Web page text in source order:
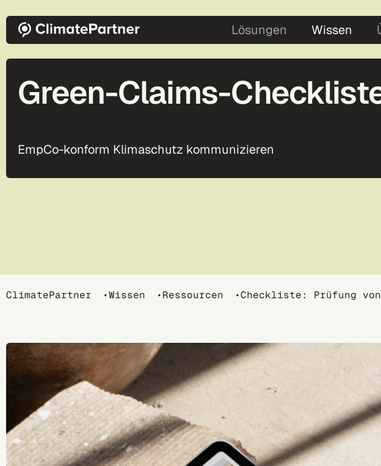
main-25
Lösungen Wissen
Green-Claims-
EmpCo-konform Klimaschutz kommunizieren
Breadcrumb
ClimatePartner Wissen Ressourcen Checkliste: Prüfung von